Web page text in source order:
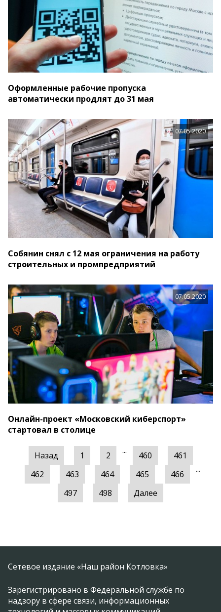
Оформленные рабочие пропуска
автоматически продлят до 31 мая
07.05.2020
Собянин снял с 12 мая ограничения на работу
строительных и промпредприятий
07.05.2020
Онлайн-проект «Московский киберспорт»
стартовал в столице
Назад 1 2 ... 460
461
462
463 464 465 466 ...
497 498 Далее
Сетевое издание «Наш район Котловка»
Зарегистрировано в Федеральной службе по
надзору в сфере связи, информационных